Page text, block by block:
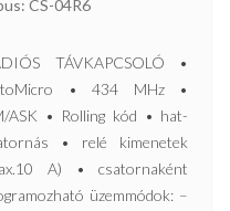
CS-04R6
TÁVKAPCSOLÓ •
• 434 MHz •
ASK • Rolling kód • hat-
• relé kimenetek
A) • csatornaként
üzemmódok: –